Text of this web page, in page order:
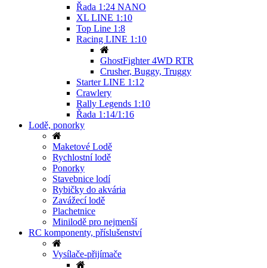
Řada 1:24 NANO
XL LINE 1:10
Top Line 1:8
Racing LINE 1:10
GhostFighter 4WD RTR
Crusher, Buggy, Truggy
Starter LINE 1:12
Crawlery
Rally Legends 1:10
Řada 1:14/1:16
Lodě, ponorky
Maketové Lodě
Rychlostní lodě
Ponorky
Stavebnice lodí
Rybičky do akvária
Zavážecí lodě
Plachetnice
Minilodě pro nejmenší
RC komponenty, příslušenství
Vysílače-přijímače